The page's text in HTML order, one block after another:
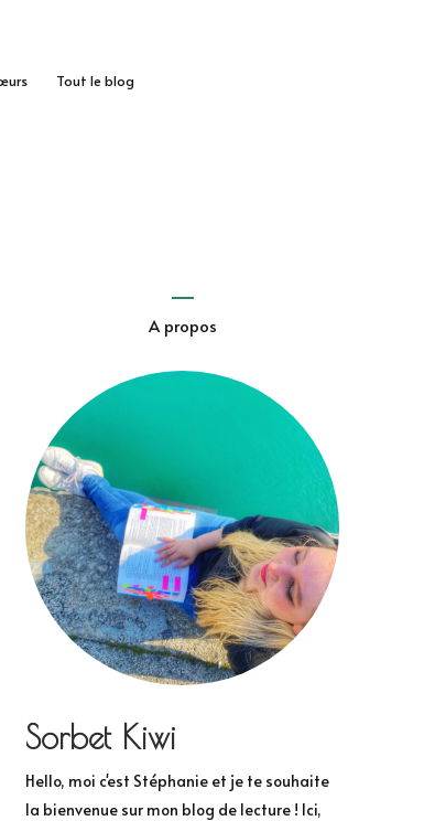
Tout le blog
A propos
Sorbet Kiwi
Hello, moi c'est Stéphanie et je te souhaite
la bienvenue sur mon blog de lecture ! Ici,